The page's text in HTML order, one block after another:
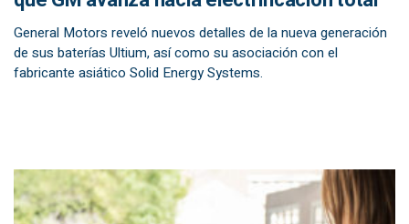
General Motors reveló nuevos detalles de la nueva generación
de sus baterías Ultium, así como su asociación con el
fabricante asiático Solid Energy Systems.